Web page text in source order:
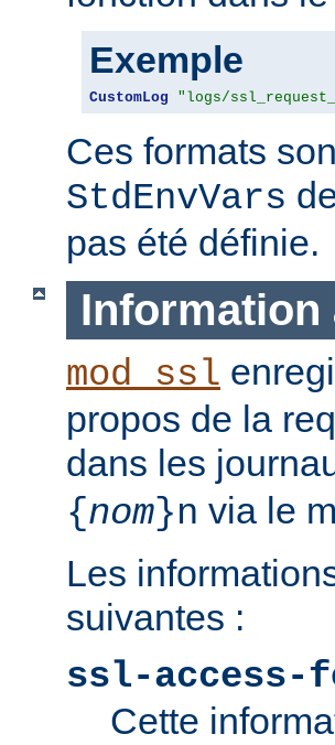
Exemple
CustomLog "logs/
Ces formats
StdEnvVars
pas été définie.
Information
mod_ssl
propos de la
dans les
{nom}n via le
Les
suivantes :
ssl-access-
Cette